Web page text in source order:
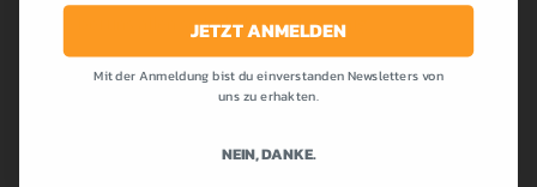
die bei uns allen so beliebt war! Cremig,...
JETZT ANMELDEN
Mit der Anmeldung bist du einverstanden Newsletters von
uns zu erhakten.
NEIN, DANKE.